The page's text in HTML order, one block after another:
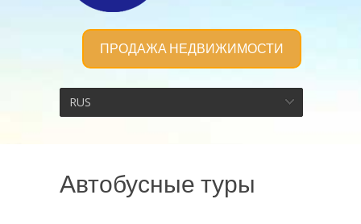
ПРОДАЖА НЕДВИЖИМОСТИ
RUS
Автобусные туры